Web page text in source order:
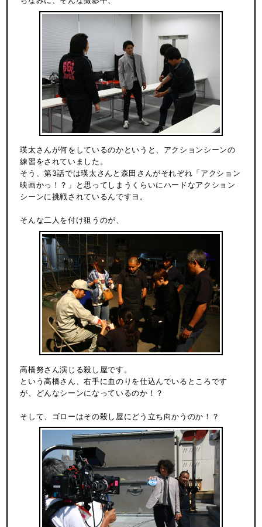
瑛太さんが何をしているのかというと、アクションシーンの
練習をされていました。
そう、第3話では瑛太さんと森田さんがそれぞれ「アクション
映画かっ！？」と思ってしまうくらいにハードなアクション
シーンに挑戦されているんですヨ。
そんな二人を付け狙うのが、
高橋努さん演じる殺し屋です。
という高橋さん、右手に血のりを仕込んでいるところです
が、どんなシーンになっているのか！？
そして、ゴローはその殺し屋にどう立ち向かうのか！？